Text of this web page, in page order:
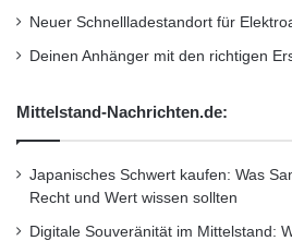
• Lifestyle•Messe•
Restaurant•Seminar•
Kurzverweis
Neuer Schnellladestandort für
Deinen Anhänger mit den richtigen
Mittelstand-Nachrichten.de:
Japanisches Schwert kaufen: Was
Recht und Wert wissen sollten
Digitale Souveränität im Mittelstand: